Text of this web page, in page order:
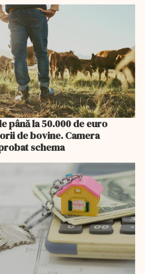
până la 50.000 de euro
de bovine. Camera
schema